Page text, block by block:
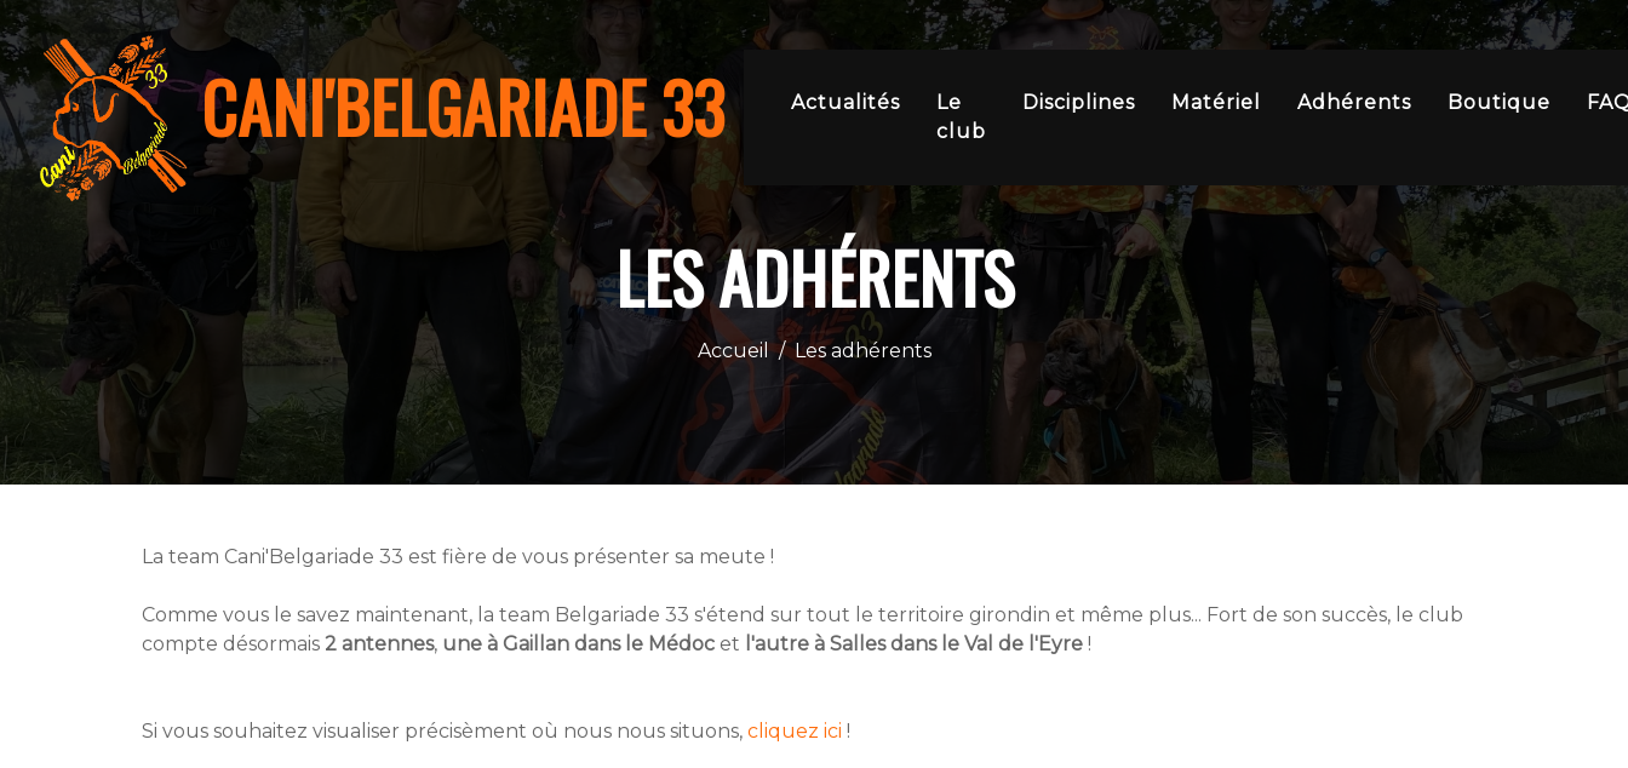
CANI'BELGARIADE 33 Actualités
Le
club
Disciplines Matériel Adhérents Boutique
LES ADHÉRENTS
Accueil / Les adhérents
La team Cani'Belgariade 33 est fière de vous présenter sa meute !
Comme vous le savez maintenant, la team Belgariade 33 s'étend sur tout le territoire girondin et même plus... Fort de son succès, le club
compte désormais 2 antennes, une à Gaillan dans le Médoc et l'autre à Salles dans le Val de l'Eyre !
Si vous souhaitez visualiser précisèment où nous nous situons, cliquez ici !